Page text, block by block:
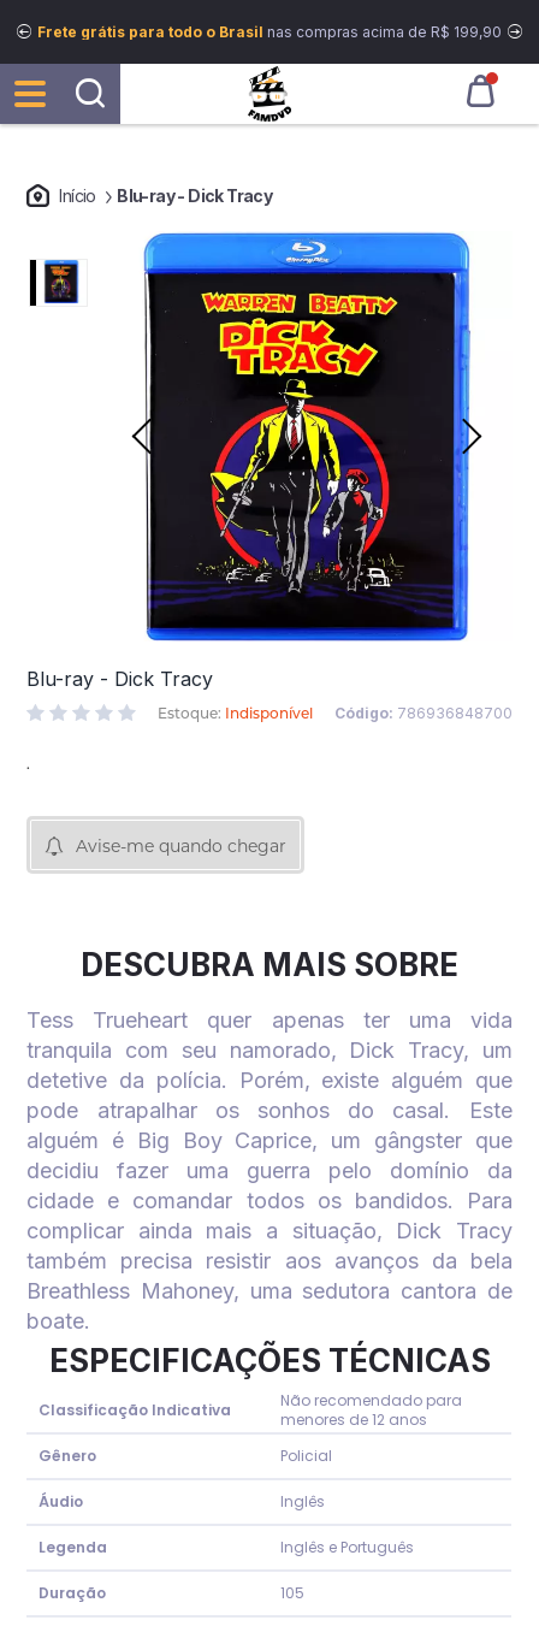
Frete grátis para todo o Brasil nas compras acima de R$ 199,90
Início Blu-ray - Dick Tracy
Blu-ray - Dick Tracy
Estoque: Indisponível Código: 786936848700
.
Avise-me quando chegar
DESCUBRA MAIS SOBRE
Tess Trueheart quer apenas ter uma vida
tranquila com seu namorado, Dick Tracy, um
detetive da polícia. Porém, existe alguém que
pode atrapalhar os sonhos do casal. Este
alguém é Big Boy Caprice, um gângster que
decidiu fazer uma guerra pelo domínio da
cidade e comandar todos os bandidos. Para
complicar ainda mais a situação, Dick Tracy
também precisa resistir aos avanços da bela
Breathless Mahoney, uma sedutora cantora de
boate.
ESPECIFICAÇÕES TÉCNICAS
Classificação Indicativa
Não recomendado para
menores de 12 anos
Gênero
Policial
Áudio Inglês
Legenda Inglês e Português
Duração 105